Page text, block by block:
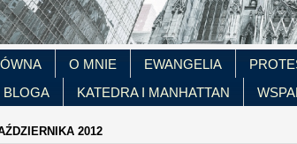
O MNIE EWANGELIA
BLOGA
KATEDRA I MANHATTAN
2012